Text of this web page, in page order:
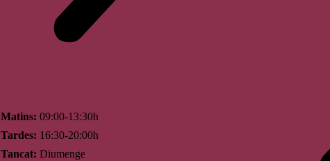
Matins: 09:00-13:30h
Tardes: 16:30-20:00h
Tancat: Diumenge